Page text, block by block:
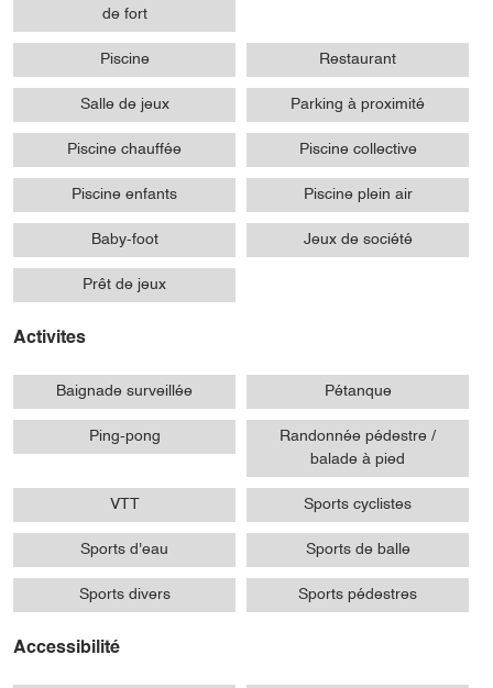
de fort
Piscine Restaurant
Salle de jeux Parking à proximité
Piscine chauffée Piscine collective
Piscine enfants Piscine plein air
Baby-foot Jeux de société
Prêt de jeux
Activites
Baignade surveillée Pétanque
Ping-pong
Randonnée pédestre /
balade à pied
VTT Sports cyclistes
Sports d'eau Sports de balle
Sports divers Sports pédestres
Accessibilité